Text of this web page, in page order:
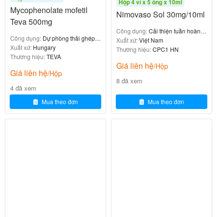
Chống chỉ định của thuốc Bretam
400mg
Bioketoca H50v
0₫
Không sử dụng Bretam 400mg trong các trường hợp
Mycophenolate mofetil
Teva 500mg
Công dụng: Dự phòng thải ghép
cấp tính
Xuất xứ: Hungary
Thương hiệu:TEVA
Giá liên hệ/Hộp
4 đã xem
Mua theo đơn
Nimovaso Sol 30mg/10ml
Công dụng:Cải thiện tuần hoàn
não
Xuất xứ:Việt Nam
Thương hiệu:CPC1 HN
Giá liên hệ/Hộp
8 đã xem
Mua theo đơn